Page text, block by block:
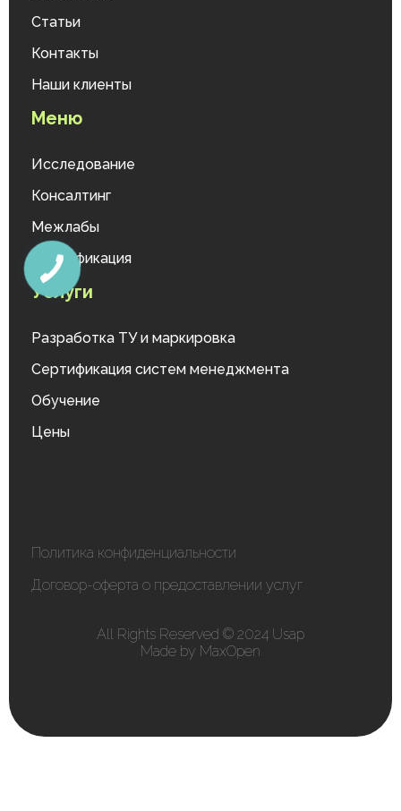
Статьи
Контакты
Наши клиенты
Меню
Исследование
Консалтинг
Межлабы
Сертификация
Услуги
Разработка ТУ и маркировка
Сертификация систем менеджмента
Обучение
Цены
All Rights Reserved © 2024 Usap
Made by MaxOpen
Политика конфиденциальности
Договор-оферта о предоставлении услуг